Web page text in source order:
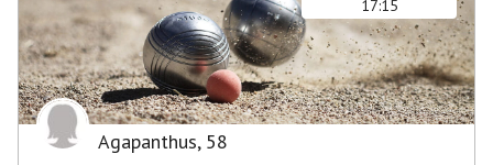
17:15
Agapanthus, 58